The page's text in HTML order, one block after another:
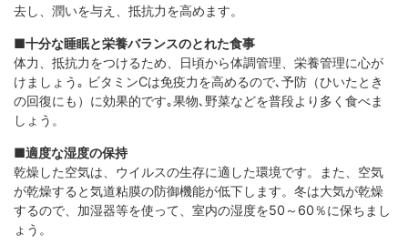
去し、潤いを与え、抵抗力を高めます。
■十分な睡眠と栄養バランスのとれた食事
体力、抵抗力をつけるため、日頃から体調管理、栄養管理に心が
けましょう｡ ビタミンCは免疫力を高めるので､予防（ひいたとき
の回復にも）に効果的です｡果物､野菜などを普段より多く食べま
しょう。
■適度な湿度の保持
乾燥した空気は、ウイルスの生存に適した環境です。また、空気
が乾燥すると気道粘膜の防御機能が低下します。冬は大気が乾燥
するので、加湿器等を使って、室内の湿度を50～60％に保ちまし
ょう。